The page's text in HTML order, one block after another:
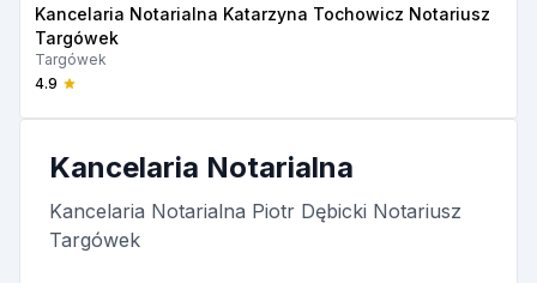
Kancelaria Notarialna Katarzyna Tochowicz Notariusz
Targówek
Targówek
4.9
Kancelaria Notarialna
Kancelaria Notarialna Piotr Dębicki Notariusz
Targówek